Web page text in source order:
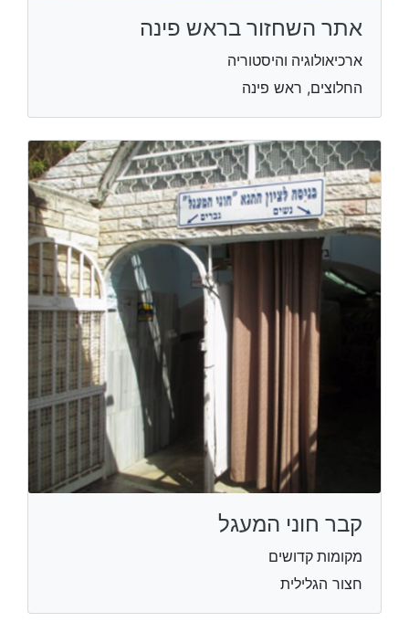
אתר השחזור בראש פינה
ארכיאולוגיה והיסטוריה
החלוצים, ראש פינה
קבר חוני המעגל
מקומות קדושים
חצור הגלילית